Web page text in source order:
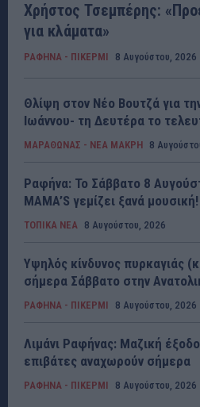
Χρήστος Τσεμπέρης:
για κλάματα»
ΡΑΦΗΝΑ - ΠΙΚΕΡΜΙ 8 Αυγούστου, 2026
Θλίψη στον Νέο Βουτζά για
Ιωάννου- τη Δευτέρα το
ΜΑΡΑΘΩΝΑΣ - ΝΕΑ ΜΑΚΡΗ 8
Ραφήνα: Το Σάββατο 8
MAMA’S γεμίζει ξανά μουσική!
ΤΟΠΙΚΑ ΝΕΑ 8 Αυγούστου, 2026
Υψηλός κίνδυνος πυρκαγιάς
σήμερα Σάββατο στην
ΡΑΦΗΝΑ - ΠΙΚΕΡΜΙ 8 Αυγούστου, 2026
Λιμάνι Ραφήνας: Μαζική
επιβάτες αναχωρούν σήμερα
ΡΑΦΗΝΑ - ΠΙΚΕΡΜΙ 8 Αυγούστου, 2026